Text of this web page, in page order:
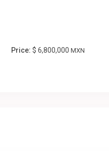
Price: $ 6,800,000MXN